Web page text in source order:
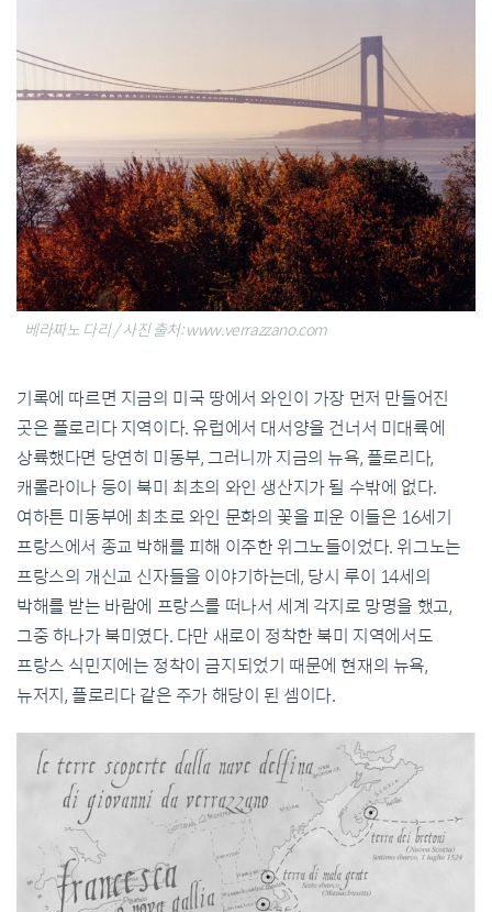
베라짜노 다리 / 사진 출처: www.verrazzano.com
기록에 따르면 지금의 미국 땅에서 와인이 가장 먼저 만들어진
곳은 플로리다 지역이다. 유럽에서 대서양을 건너서 미대륙에
상륙했다면 당연히 미동부, 그러니까 지금의 뉴욕, 플로리다,
캐롤라이나 등이 북미 최초의 와인 생산지가 될 수밖에 없다.
여하튼 미동부에 최초로 와인 문화의 꽃을 피운 이들은 16세기
프랑스에서 종교 박해를 피해 이주한 위그노들이었다. 위그노는
프랑스의 개신교 신자들을 이야기하는데, 당시 루이 14세의
박해를 받는 바람에 프랑스를 떠나서 세계 각지로 망명을 했고,
그중 하나가 북미였다. 다만 새로이 정착한 북미 지역에서도
프랑스 식민지에는 정착이 금지되었기 때문에 현재의 뉴욕,
뉴저지, 플로리다 같은 주가 해당이 된 셈이다.